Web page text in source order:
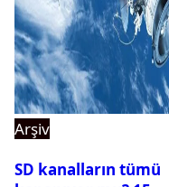
Arşiv
SD kanalların tümü